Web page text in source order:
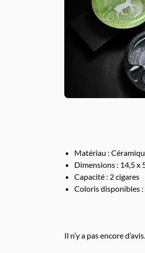
Matériau :
Dimensions : 14,5 x
Capacité : 2 cigares
Coloris disponibles
Il n’y a pas encore d’avis.